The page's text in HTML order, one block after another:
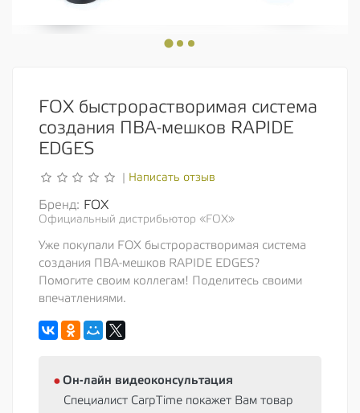
FOX быстрорастворимая система
создания ПВА-мешков RAPIDE
EDGES
Написать отзыв
Бренд: FOX
Официальный дистрибьютор «FOX»
Уже покупали FOX быстрорастворимая система
создания ПВА-мешков RAPIDE EDGES?
Помогите своим коллегам! Поделитесь своими
впечатлениями.
⦁ Oн-лайн видеоконсультация
Специалист CarpTime покажет Вам товар